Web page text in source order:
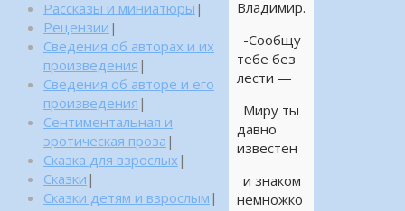
Владимир.
-Сообщу
тебе без
лести —
Миру ты
давно
известен
и знаком
немножко
Рассказы и миниатюры |
Рецензии |
Сведения об авторах и их
произведения |
Сведения об авторе и его
произведения |
Сентиментальная и
эротическая проза |
Сказка для взрослых |
Сказки |
Сказки детям и взрослым |